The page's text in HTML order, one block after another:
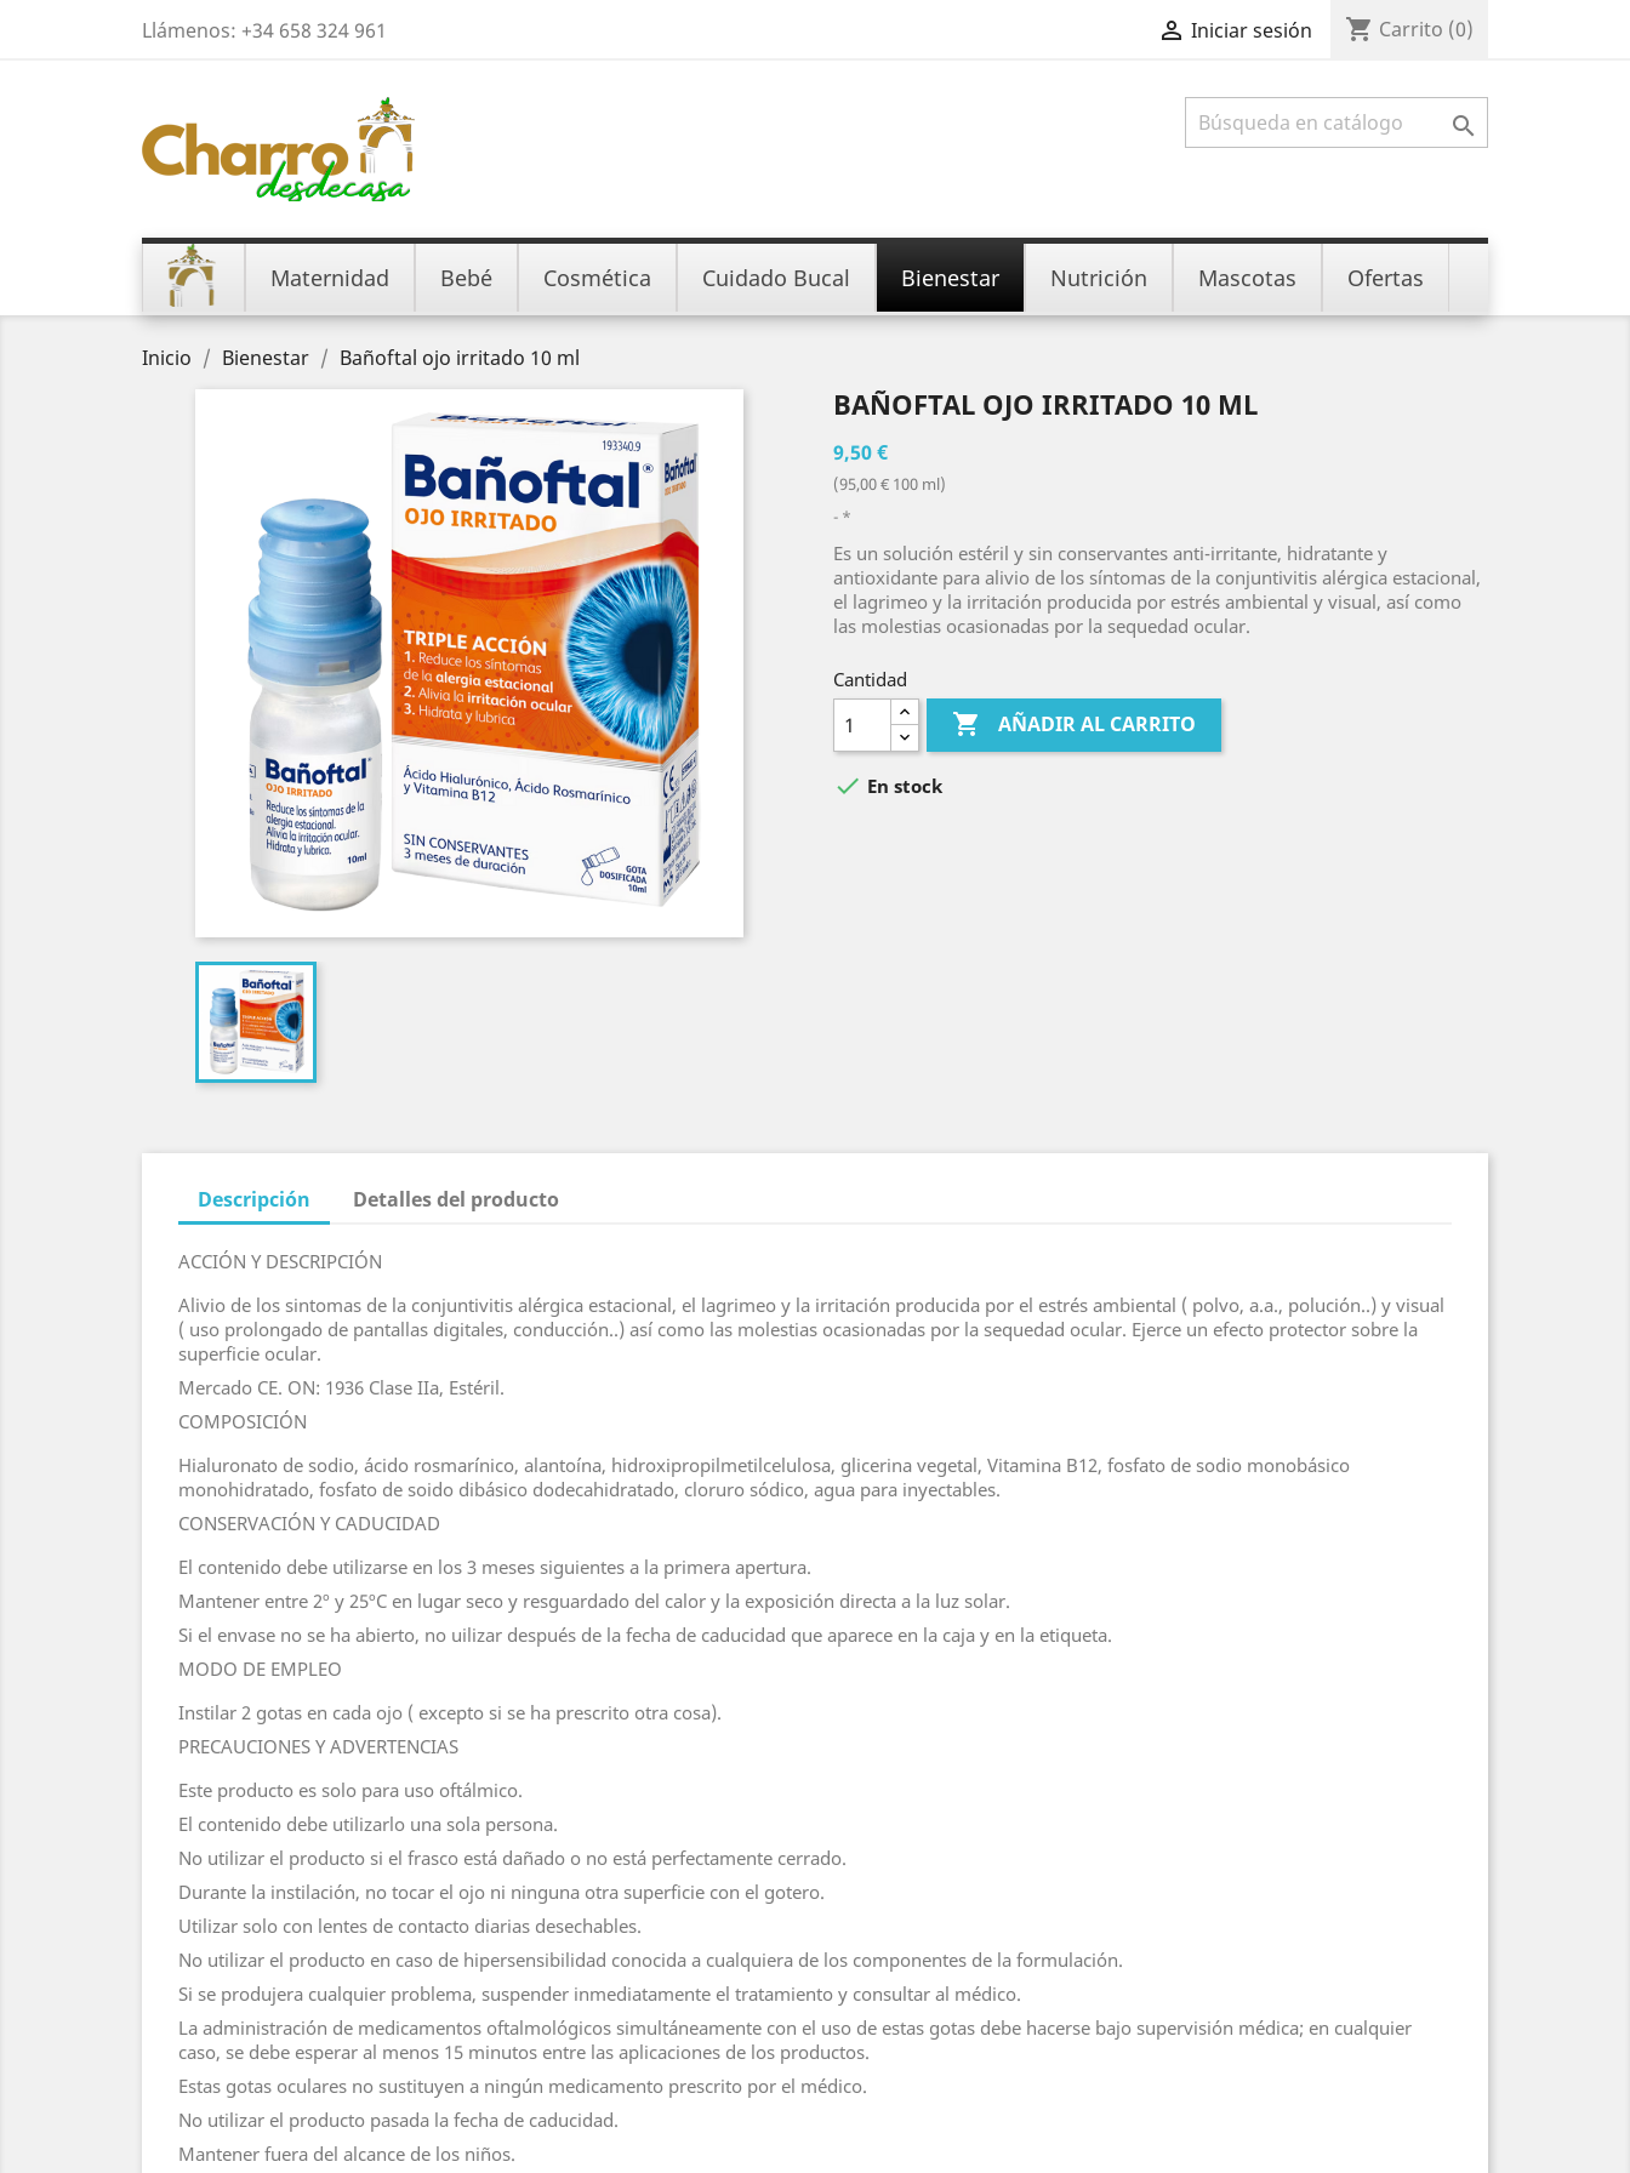
Llámenos: +34 658 324 961  Iniciar sesión shopping_cart Carrito (0)

Maternidad Bebé Cosmética Cuidado Bucal Bienestar Nutrición Mascotas Ofertas
Inicio Bienestar Bañoftal ojo irritado 10 ml
BAÑOFTAL OJO IRRITADO 10 ML
9,50 €
(95,00 € 100 ml)
*
Es un solución estéril y sin conservantes anti-irritante, hidratante y
antioxidante para alivio de los síntomas de la conjuntivitis alérgica estacional,
el lagrimeo y la irritación producida por estrés ambiental y visual, así como
las molestias ocasionadas por la sequedad ocular.
Cantidad
 AÑADIR AL CARRITO
 En stock
Descripción Detalles del producto
ACCIÓN Y DESCRIPCIÓN
Alivio de los sintomas de la conjuntivitis alérgica estacional, el lagrimeo y la irritación producida por el estrés ambiental ( polvo, a.a., polución..) y visual
( uso prolongado de pantallas digitales, conducción..) así como las molestias ocasionadas por la sequedad ocular. Ejerce un efecto protector sobre la
superficie ocular.
Mercado CE. ON: 1936 Clase IIa, Estéril.
COMPOSICIÓN
Hialuronato de sodio, ácido rosmarínico, alantoína, hidroxipropilmetilcelulosa, glicerina vegetal, Vitamina B12, fosfato de sodio monobásico
monohidratado, fosfato de soido dibásico dodecahidratado, cloruro sódico, agua para inyectables.
CONSERVACIÓN Y CADUCIDAD
El contenido debe utilizarse en los 3 meses siguientes a la primera apertura.
Mantener entre 2º y 25ºC en lugar seco y resguardado del calor y la exposición directa a la luz solar.
Si el envase no se ha abierto, no uilizar después de la fecha de caducidad que aparece en la caja y en la etiqueta.
MODO DE EMPLEO
Instilar 2 gotas en cada ojo ( excepto si se ha prescrito otra cosa).
PRECAUCIONES Y ADVERTENCIAS
Este producto es solo para uso oftálmico.
El contenido debe utilizarlo una sola persona.
No utilizar el producto si el frasco está dañado o no está perfectamente cerrado.
Durante la instilación, no tocar el ojo ni ninguna otra superficie con el gotero.
Utilizar solo con lentes de contacto diarias desechables.
No utilizar el producto en caso de hipersensibilidad conocida a cualquiera de los componentes de la formulación.
Si se produjera cualquier problema, suspender inmediatamente el tratamiento y consultar al médico.
La administración de medicamentos oftalmológicos simultáneamente con el uso de estas gotas debe hacerse bajo supervisión médica; en cualquier
caso, se debe esperar al menos 15 minutos entre las aplicaciones de los productos.
Estas gotas oculares no sustituyen a ningún medicamento prescrito por el médico.
No utilizar el producto pasada la fecha de caducidad.
Mantener fuera del alcance de los niños.